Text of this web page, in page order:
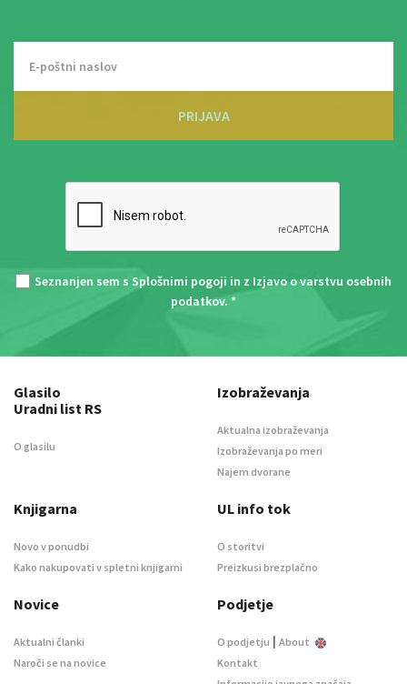
PRIJAVA
Seznanjen sem s Splošnimi pogoji in z Izjavo o varstvu osebnih
podatkov. *
Glasilo
Uradni list RS
O glasilu
Izobraževanja
Aktualna izobraževanja
Izobraževanja po meri
Najem dvorane
Knjigarna
Novo v ponudbi
Kako nakupovati v spletni knjigarni
UL info tok
O storitvi
Preizkusi brezplačno
Novice
Aktualni članki
Naroči se na novice
Podjetje
O podjetju | About
Kontakt